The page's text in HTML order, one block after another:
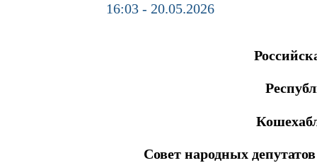
16:03 - 20.05.2026
Совет народных